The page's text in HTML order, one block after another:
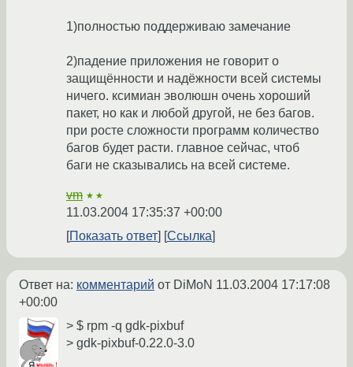
1)полностью поддерживаю замечание
2)падение приложения не говорит о
защищённости и надёжности всей системы
ничего. ксимиан эволюшн очень хороший
пакет, но как и любой другой, не без багов.
при росте сложности программ количество
багов будет расти. главное сейчас, чтоб
баги не сказывались на всей системе.
vm ★★
11.03.2004 17:35:37 +00:00
Показать ответ
Ссылка
Ответ на: комментарий от DiMoN 11.03.2004 17:17:08
+00:00
> $ rpm -q gdk-pixbuf
> gdk-pixbuf-0.22.0-3.0